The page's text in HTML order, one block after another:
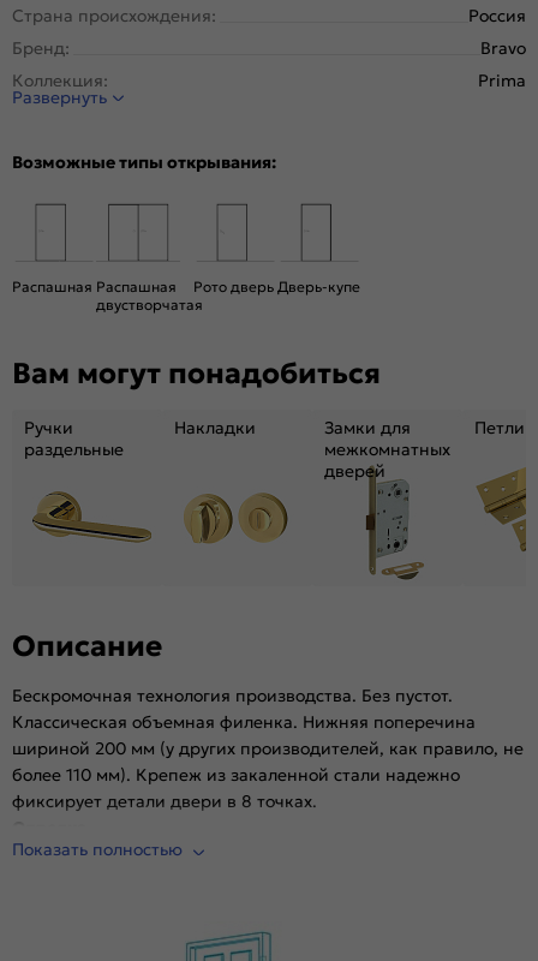
Страна происхождения:
Россия
Бренд:
Bravo
Коллекция:
Prima
Стиль:
Конструкция двери:
Общий цвет:
Поверхность:
Структурный материал с защитным лаком.
Уровень шумоизоляции:
Средний ( 26-31 дБ)
Подходит под двухстворчатый проём:
Гарантия (лет):
1.6
Материал:
Композитный мебельный щит на основе
высококачественного соснового бруса и MDF.
Развернуть
Возможные типы открывания:
Распашная Распашная
двустворчатая
Рото дверь Дверь-купе
Вам могут понадобиться
Ручки
раздельные
Накладки
Замки для
межкомнатных
дверей
Петли
Описание
Бескромочная технология производства. Без пустот.
Классическая объемная филенка. Нижняя поперечина
шириной 200 мм (у других производителей, как правило, не
более 110 мм). Крепеж из закаленной стали надежно
фиксирует детали двери в 8 точках.
декоративными материалами.. Репродукция натуральных
Показать полностью